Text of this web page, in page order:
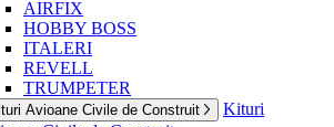
AIRFIX
HOBBY BOSS
ITALERI
REVELL
TRUMPETER
Avioane Civile de Construit
Kituri